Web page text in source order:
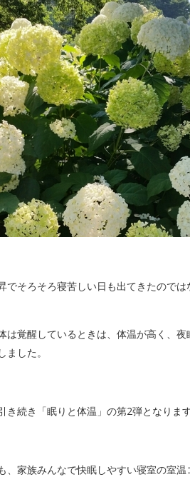
でそろそろ寝苦しい日も出てきたのでは
は覚醒しているときは、体温が高く、
ました。
き続き「眠りと体温」の第2弾となります
、家族みんなで快眠しやすい寝室の室